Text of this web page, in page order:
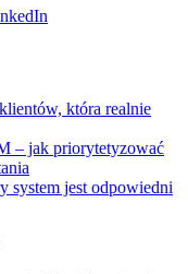
która realnie
– jak priorytetyzować
system jest odpowiedni